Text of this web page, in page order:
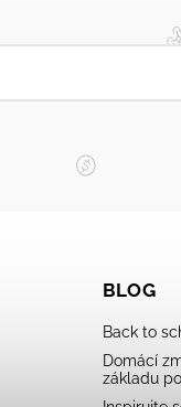
BLOG
Back to
Domácí
základu